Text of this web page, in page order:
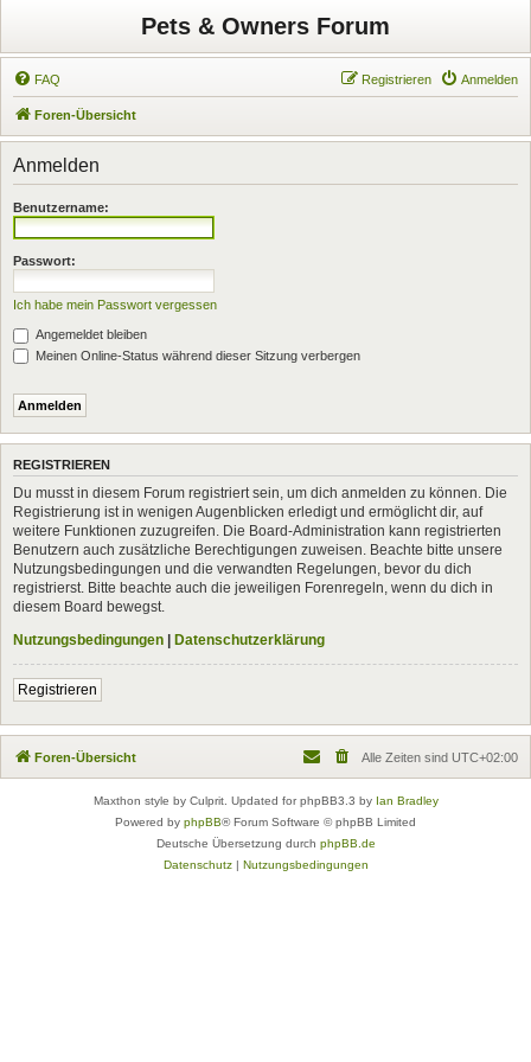
Pets & Owners Forum
FAQ Anmelden
Registrieren
Foren-Übersicht
Anmelden
Benutzername:
Passwort:
Ich habe mein Passwort vergessen
Angemeldet bleiben
Meinen Online-Status während dieser Sitzung verbergen
REGISTRIEREN
Du musst in diesem Forum registriert sein, um dich anmelden zu können. Die
Registrierung ist in wenigen Augenblicken erledigt und ermöglicht dir, auf
weitere Funktionen zuzugreifen. Die Board-Administration kann registrierten
Benutzern auch zusätzliche Berechtigungen zuweisen. Beachte bitte unsere
Nutzungsbedingungen und die verwandten Regelungen, bevor du dich
registrierst. Bitte beachte auch die jeweiligen Forenregeln, wenn du dich in
diesem Board bewegst.
Nutzungsbedingungen | Datenschutzerklärung
Registrieren
Foren-Übersicht Alle Zeiten sind UTC+02:00
Maxthon style by Culprit. Updated for phpBB3.3 by Ian Bradley
Powered by phpBB® Forum Software © phpBB Limited
Deutsche Übersetzung durch phpBB.de
Datenschutz| Nutzungsbedingungen